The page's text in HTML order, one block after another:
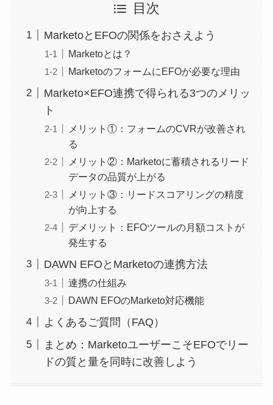
目次
MarketoとEFOの関係をおさえよう
Marketoとは？
MarketoのフォームにEFOが必要な理由
Marketo×EFO連携で得られる3つのメリッ
ト
メリット①：フォームのCVRが改善され
る
メリット②：Marketoに蓄積されるリード
データの品質が上がる
メリット③：リードスコアリングの精度
が向上する
デメリット：EFOツールの月額コストが
発生する
DAWN EFOとMarketoの連携方法
連携の仕組み
DAWN EFOのMarketo対応機能
よくあるご質問（FAQ）
まとめ：MarketoユーザーこそEFOでリー
ドの質と量を同時に改善しよう